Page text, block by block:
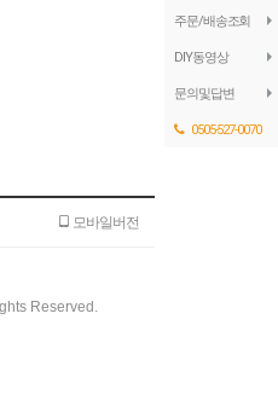
주문/배송조회
DIY동영상
문의및답변
0505-527-0070
모바일버전
Reserved.